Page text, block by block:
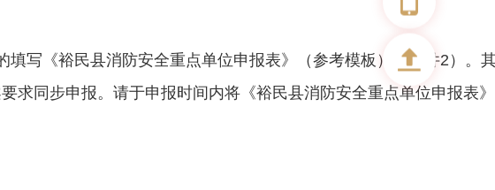
写《裕民县消防安全重点单位申报表》（参考模板）（附件2）。
求同步申报。请于申报时间内将《裕民县消防安全重点单位申报表